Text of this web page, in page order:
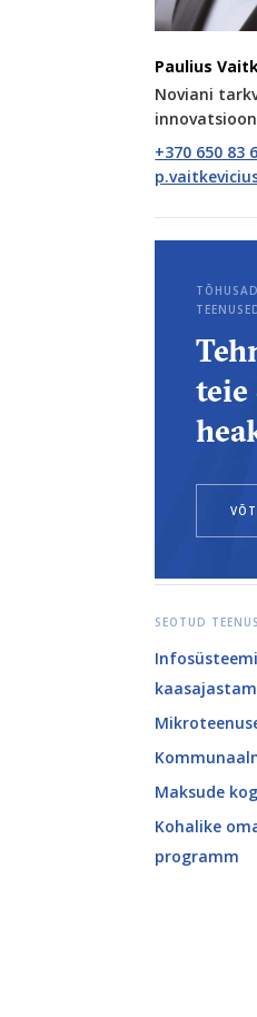
Paulius
Noviani
+370 650 83
teie
SEOTUD
Maksude
Kohalike
programm